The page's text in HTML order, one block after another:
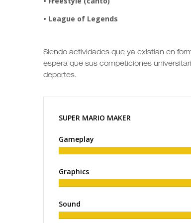
• League of Legends
Siendo actividades que ya existían en
espera que sus competiciones
deportes.
SUPER MARIO MAKER
Gameplay
Graphics
Sound